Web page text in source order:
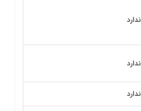
ندارد
ندارد
ندارد